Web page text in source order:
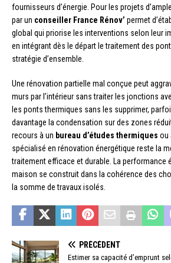
fournisseurs d’énergie. Pour les projets
par un conseiller France Rénov’ permet
global qui priorise les interventions selon leur
en intégrant dès le départ le traitement des
stratégie d’ensemble.
Une rénovation partielle mal conçue peut
murs par l’intérieur sans traiter les jonctions
les ponts thermiques sans les supprimer,
davantage la condensation sur des zones
recours à un bureau d’études thermiques ou
spécialisé en rénovation énergétique reste la
traitement efficace et durable. La performance
maison se construit dans la cohérence des
la somme de travaux isolés.
PRÉCÉDENT
Estimer sa capacité d’emprunt